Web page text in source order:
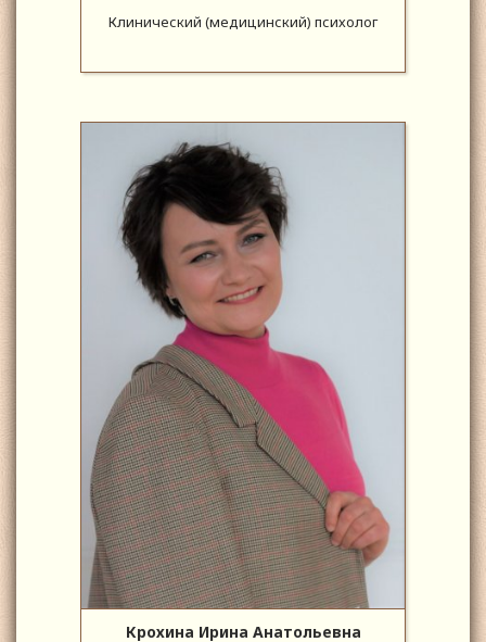
Клинический (медицинский) психолог
Крохина Ирина Анатольевна